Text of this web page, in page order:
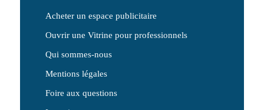
Acheter un espace publicitaire
Ouvrir une Vitrine pour professionnels
Qui sommes-nous
Mentions légales
Foire aux questions